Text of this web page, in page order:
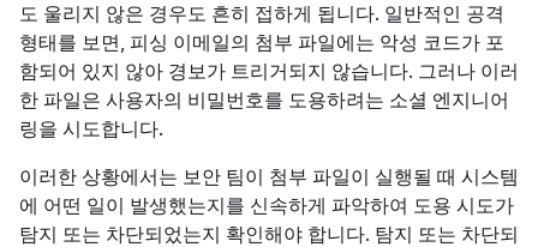
도 울리지 않은 경우도 흔히 접하게 됩니다. 일반적인 공격
형태를 보면, 피싱 이메일의 첨부 파일에는 악성 코드가 포
함되어 있지 않아 경보가 트리거되지 않습니다. 그러나 이러
한 파일은 사용자의 비밀번호를 도용하려는 소셜 엔지니어
링을 시도합니다.
이러한 상황에서는 보안 팀이 첨부 파일이 실행될 때 시스템
에 어떤 일이 발생했는지를 신속하게 파악하여 도용 시도가
탐지 또는 차단되었는지 확인해야 합니다. 탐지 또는 차단되